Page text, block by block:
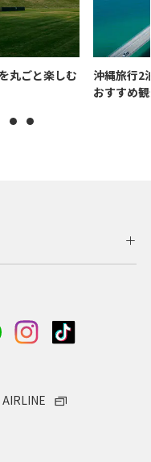
丸ごと楽しむ
沖縄旅行2
おすすめ
AIRLINE